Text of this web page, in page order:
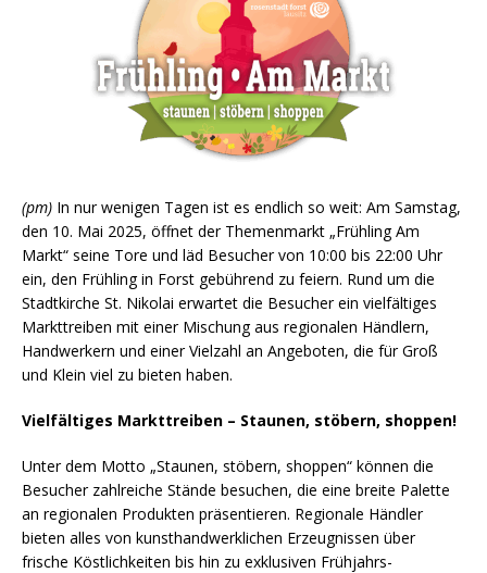
(pm) In nur wenigen Tagen ist es endlich so weit: Am Samstag,
den 10. Mai 2025, öffnet der Themenmarkt „Frühling Am
Markt“ seine Tore und läd Besucher von 10:00 bis 22:00 Uhr
ein, den Frühling in Forst gebührend zu feiern. Rund um die
Stadtkirche St. Nikolai erwartet die Besucher ein vielfältiges
Markttreiben mit einer Mischung aus regionalen Händlern,
Handwerkern und einer Vielzahl an Angeboten, die für Groß
und Klein viel zu bieten haben.
Vielfältiges Markttreiben – Staunen, stöbern, shoppen!
Unter dem Motto „Staunen, stöbern, shoppen“ können die
Besucher zahlreiche Stände besuchen, die eine breite Palette
an regionalen Produkten präsentieren. Regionale Händler
bieten alles von kunsthandwerklichen Erzeugnissen über
frische Köstlichkeiten bis hin zu exklusiven Frühjahrs-